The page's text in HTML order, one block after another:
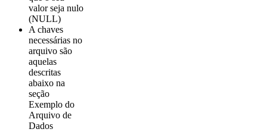
valor seja nulo
(NULL)
A chaves
necessárias no
arquivo são
aquelas
descritas
abaixo na
seção
Exemplo do
Arquivo de
Dados